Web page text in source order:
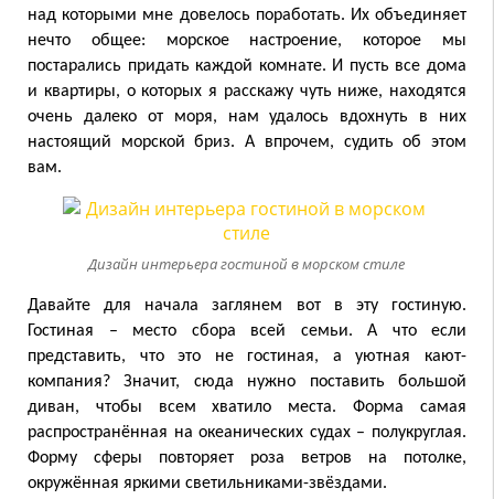
над которыми мне довелось поработать. Их объединяет
нечто общее: морское настроение, которое мы
постарались придать каждой комнате. И пусть все дома
и квартиры, о которых я расскажу чуть ниже, находятся
очень далеко от моря, нам удалось вдохнуть в них
настоящий морской бриз. А впрочем, судить об этом
вам.
Дизайн интерьера гостиной в морском стиле
Давайте для начала заглянем вот в эту гостиную.
Гостиная – место сбора всей семьи. А что если
представить, что это не гостиная, а уютная кают-
компания? Значит, сюда нужно поставить большой
диван, чтобы всем хватило места. Форма самая
распространённая на океанических судах – полукруглая.
Форму сферы повторяет роза ветров на потолке,
окружённая яркими светильниками-звёздами.